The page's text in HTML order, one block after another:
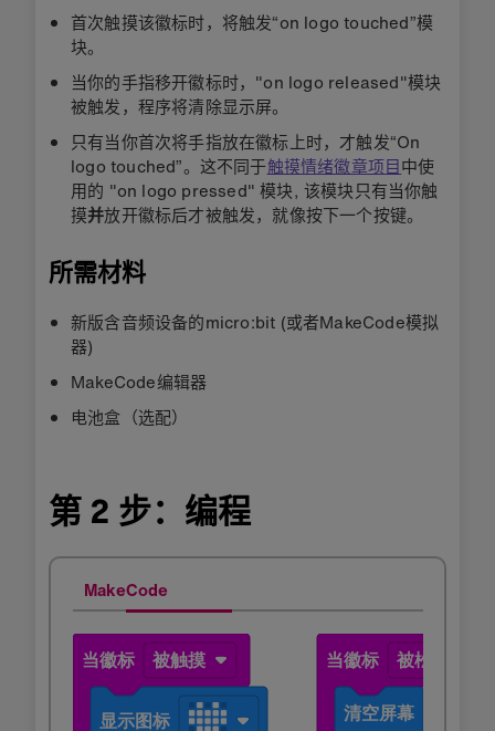
首次触摸该徽标时，将触发“on logo touched”模
块。
当你的手指移开徽标时，"on logo released"模块
被触发，程序将清除显示屏。
只有当你首次将手指放在徽标上时，才触发“On
logo touched”。这不同于触摸情绪徽章项目中使
用的 "on logo pressed" 模块, 该模块只有当你触
摸并放开徽标后才被触发，就像按下一个按键。
所需材料
新版含音频设备的micro:bit (或者MakeCode模拟
器)
MakeCode编辑器
电池盒（选配）
第 2 步：编程
MakeCode